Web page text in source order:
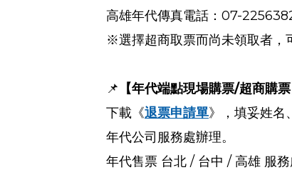
高雄年代傳真電話： 07-
※選擇超商取票而尚未領取者，
📌 【年代端點現場購票/超商購票
下載《退票申請單》，填妥姓名
年代公司服務處辦理。
年代售票 台北 / 台中 / 高雄 服務